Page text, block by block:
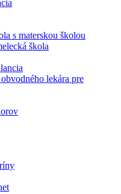
s materskou školou
škola
lekára pre